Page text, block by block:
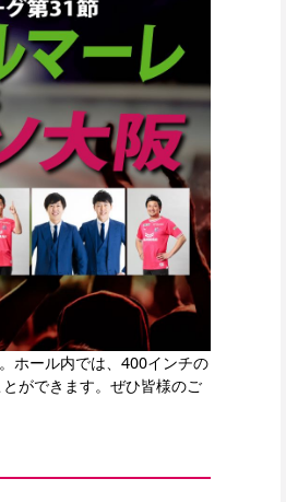
ホール内では、400インチの
ができます。ぜひ皆様のご